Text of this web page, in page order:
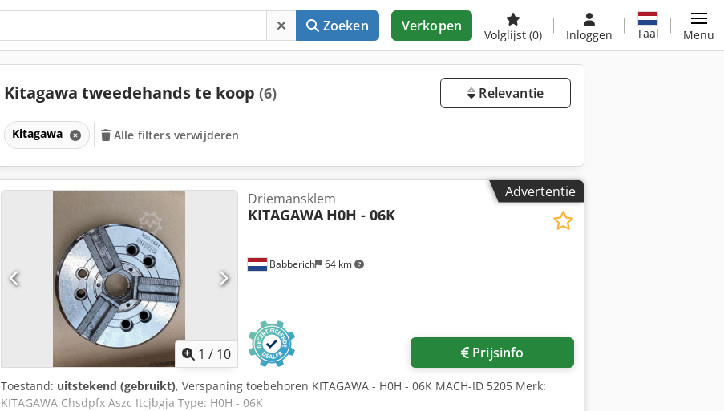
Zoeken Verkopen
Volglijst (0) Inloggen Taal Menu
Kitagawa tweedehands te koop (6) Relevantie
Kitagawa Alle filters verwijderen
Advertentie
1 / 10
Babberich 64 km
Driemansklem
KITAGAWA H0H - 06K
Prijsinfo
Toestand: uitstekend (gebruikt), Verspaning toebehoren KITAGAWA - H0H - 06K MACH-ID 5205 Merk:
KITAGAWA Chsdpfx Aszc Itcjbgja Type: H0H - 06K